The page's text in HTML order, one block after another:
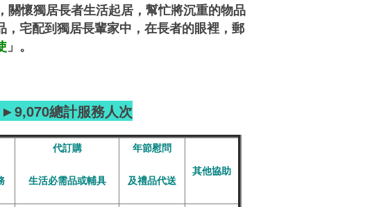
懷獨居長者生活起居，幫忙將沉重的物品
宅配到獨居長輩家中，在長者的眼裡，郵
」。
總計服務人次
代訂購
生活必需品或輔具
年節慰問
及禮品代送
其他協助